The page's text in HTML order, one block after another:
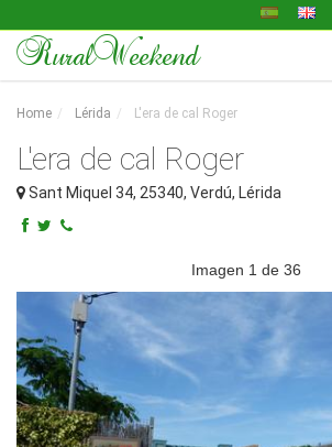
RuralWeekend
Home Lérida L'era de cal Roger
L'era de cal Roger
Sant Miquel 34, 25340, Verdú, Lérida
Imagen 1 de 36